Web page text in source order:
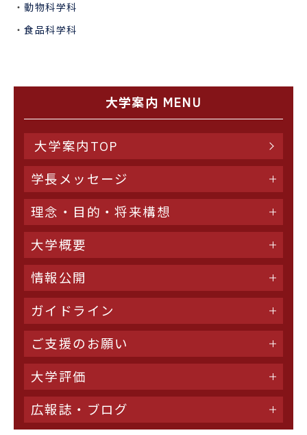
・ 動物科学科
・食品科学科
大学案内 MENU
大学案内TOP
学長メッセージ
理念・目的・将来構想
大学概要
情報公開
ガイドライン
ご支援のお願い
大学評価
広報誌・ブログ